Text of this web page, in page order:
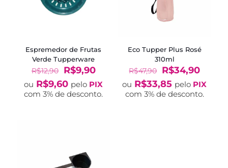
Espremedor de Frutas
Verde Tupperware
R$12,90
O
preço
original
era:
R$9,90O
preço
atual
é:
ou R$9,60 pelo PIX
com 3% de desconto.
Eco Tupper Plus Rosé
310ml
R$47,90 O
preço
original
era:
R$34,90O
preço
atual
é:
ou R$33,85 pelo PIX
com 3% de desconto.